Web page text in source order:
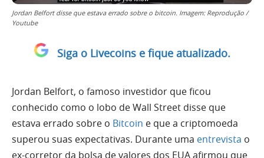
Jordan Belfort disse que estava errado sobre o bitcoin. Imagem: Reprodução /
Youtube
Siga o Livecoins e fique atualizado.
Jordan Belfort, o famoso investidor que ficou
conhecido como o lobo de Wall Street disse que
estava errado sobre o Bitcoin e que a criptomoeda
superou suas expectativas. Durante uma entrevista o
ex-corretor da bolsa de valores dos EUA afirmou que